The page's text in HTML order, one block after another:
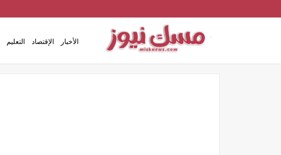
الأخبار الإقتصاد التعليم